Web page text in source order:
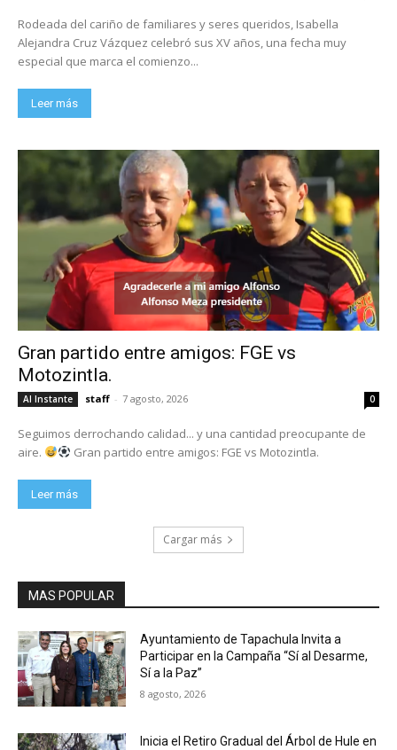
Rodeada del cariño de familiares y seres queridos, Isabella
Alejandra Cruz Vázquez celebró sus XV años, una fecha muy
especial que marca el comienzo...
Leer más
Gran partido entre amigos: FGE vs
Motozintla.
Al Instante staff - 7 agosto, 2026 0
Seguimos derrochando calidad... y una cantidad preocupante de
aire.
Gran partido entre amigos: FGE vs Motozintla.
Leer más
Cargar más
MAS POPULAR
Ayuntamiento de Tapachula Invita a
Participar en la Campaña “Sí al Desarme,
Sí a la Paz”
8 agosto, 2026
Inicia el Retiro Gradual del Árbol de Hule en